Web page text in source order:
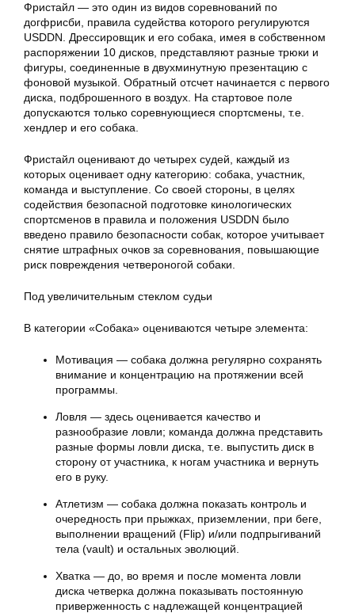
Фристайл — это один из видов соревнований по
догфрисби, правила судейства которого регулируются
USDDN. Дрессировщик и его собака, имея в собственном
распоряжении 10 дисков, представляют разные трюки и
фигуры, соединенные в двухминутную презентацию с
фоновой музыкой. Обратный отсчет начинается с первого
диска, подброшенного в воздух. На стартовое поле
допускаются только соревнующиеся спортсмены, т.е.
хендлер и его собака.
Фристайл оценивают до четырех судей, каждый из
которых оценивает одну категорию: собака, участник,
команда и выступление. Со своей стороны, в целях
содействия безопасной подготовке кинологических
спортсменов в правила и положения USDDN было
введено правило безопасности собак, которое учитывает
снятие штрафных очков за соревнования, повышающие
риск повреждения четвероногой собаки.
Под увеличительным стеклом судьи
В категории «Собака» оцениваются четыре элемента:
Мотивация — собака должна регулярно сохранять
внимание и концентрацию на протяжении всей
программы.
Ловля — здесь оценивается качество и
разнообразие ловли; команда должна представить
разные формы ловли диска, т.е. выпустить диск в
сторону от участника, к ногам участника и вернуть
его в руку.
Атлетизм — собака должна показать контроль и
очередность при прыжках, приземлении, при беге,
выполнении вращений (Flip) и/или подпрыгиваний
тела (vault) и остальных эволюций.
Хватка — до, во время и после момента ловли
диска четверка должна показывать постоянную
приверженность с надлежащей концентрацией